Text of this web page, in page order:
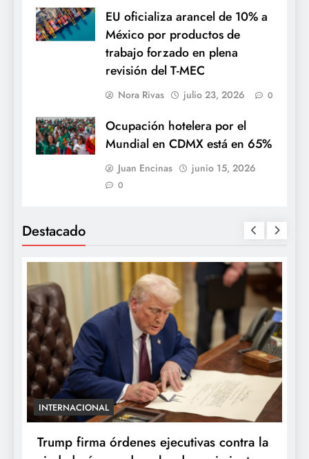
EU oficializa arancel de 10% a
México por productos de
trabajo forzado en plena
revisión del T-MEC
Nora Rivas julio 23, 2026 0
Ocupación hotelera por el
Mundial en CDMX está en 65%
Juan Encinas junio 15, 2026
0
Destacado
INTERNACIONAL
Trump firma órdenes ejecutivas contra la